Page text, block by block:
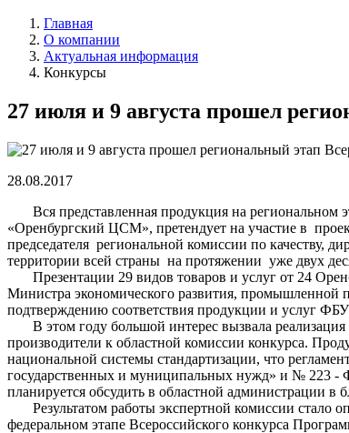
Главная
О компании
Актуальная информация
Конкурсы
27 июля и 9 августа прошел
28.08.2017
Вся представленная продукция на региональном
«Оренбургский ЦСМ», претендует на участие в
председателя региональной комиссии по качеству,
территории всей страны на протяжении уже двух
Презентации 29 видов товаров и услуг от 24
Министра экономического развития, промышленной
подтверждению соответствия продукции и услуг
В этом году большой интерес вызвала реализация
производители к областной комиссии конкурса.
национальной системы стандартизации, что
государственных и муниципальных нужд» и № 223 -
планируется обсудить в областной администрации в
Результатом работы экспертной комиссии стало
федеральном этапе Всероссийского конкурса